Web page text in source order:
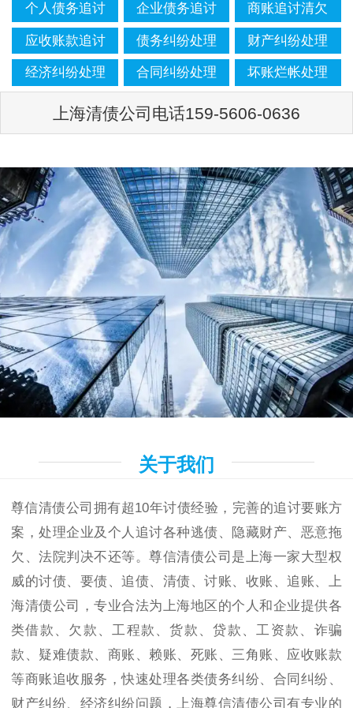
个人债务追讨 企业债务追讨 商账追讨清欠
应收账款追讨 债务纠纷处理 财产纠纷处理
经济纠纷处理 合同纠纷处理 坏账烂帐处理
上海清债公司电话159-5606-0636
关于我们
尊信清债公司拥有超10年讨债经验，完善的追讨要账方
案，处理企业及个人追讨各种逃债、隐藏财产、恶意拖
欠、法院判决不还等。尊信清债公司是上海一家大型权
威的讨债、要债、追债、清债、讨账、收账、追账、上
海清债公司，专业合法为上海地区的个人和企业提供各
类借款、欠款、工程款、货款、贷款、工资款、诈骗
款、疑难债款、商账、赖账、死账、三角账、应收账款
等商账追收服务，快速处理各类债务纠纷、合同纠纷、
财产纠纷、经济纠纷问题，上海尊信清债公司有专业的